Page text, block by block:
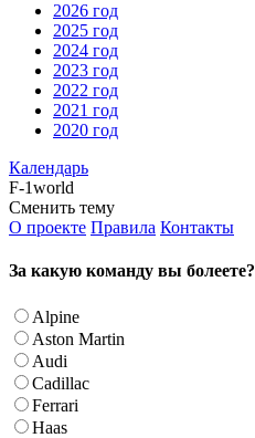
2026 год
2025 год
2024 год
2023 год
2022 год
2021 год
2020 год
Календарь
F-1world
Сменить тему
О проекте Правила Контакты
За какую команду вы болеете?
Alpine
Aston Martin
Audi
Cadillac
Ferrari
Haas